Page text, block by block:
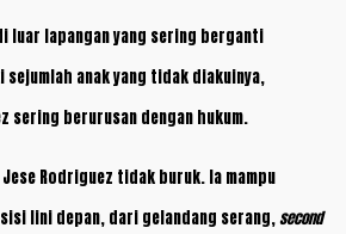
luar lapangan yang sering berganti
anak yang tidak diakuinya,
sering berurusan dengan hukum.
Rodriguez tidak buruk. Ia mampu
lini depan, dari gelandang serang,second